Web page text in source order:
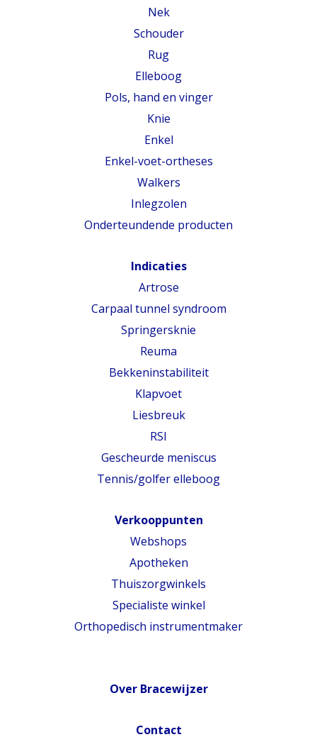
Nek
Schouder
Rug
Elleboog
Pols, hand en vinger
Knie
Enkel
Enkel-voet-ortheses
Walkers
Inlegzolen
Onderteundende producten
Indicaties
Artrose
Carpaal tunnel syndroom
Springersknie
Reuma
Bekkeninstabiliteit
Klapvoet
Liesbreuk
RSI
Gescheurde meniscus
Tennis/golfer elleboog
Verkooppunten
Webshops
Apotheken
Thuiszorgwinkels
Specialiste winkel
Orthopedisch instrumentmaker
Over Bracewijzer
Contact